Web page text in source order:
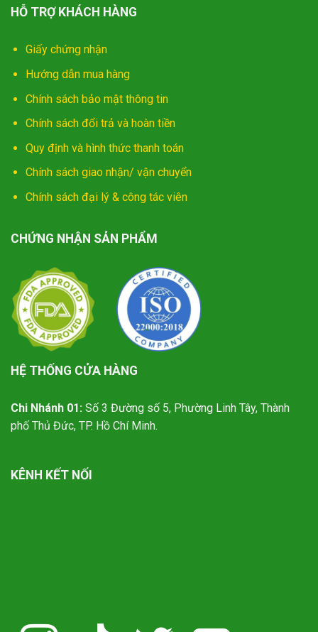
HỖ TRỢ KHÁCH HÀNG
Giấy chứng nhận
Hướng dẫn mua hàng
Chính sách bảo mật thông tin
Chính sách đổi trả và hoàn tiền
Quy định và hình thức thanh toán
Chính sách giao nhận/ vận chuyển
Chính sách đại lý & công tác viên
CHỨNG NHẬN SẢN PHẨM
HỆ THỐNG CỬA HÀNG
Chi Nhánh 01: Số 3 Đường số 5, Phường Linh Tây, Thành
phố Thủ Đức, TP. Hồ Chí Minh.
KÊNH KẾT NỐI